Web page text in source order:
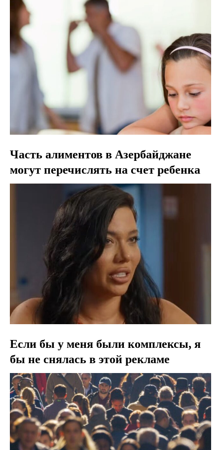
Часть алиментов в Азербайджане
могут перечислять на счет ребенка
Если бы у меня были комплексы, я
бы не снялась в этой рекламе